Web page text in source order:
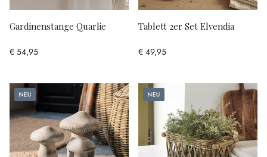
Gardinenstange Quarlie
€ 54,95
Tablett 2er Set Elvendia
€ 49,95
Neu Neu